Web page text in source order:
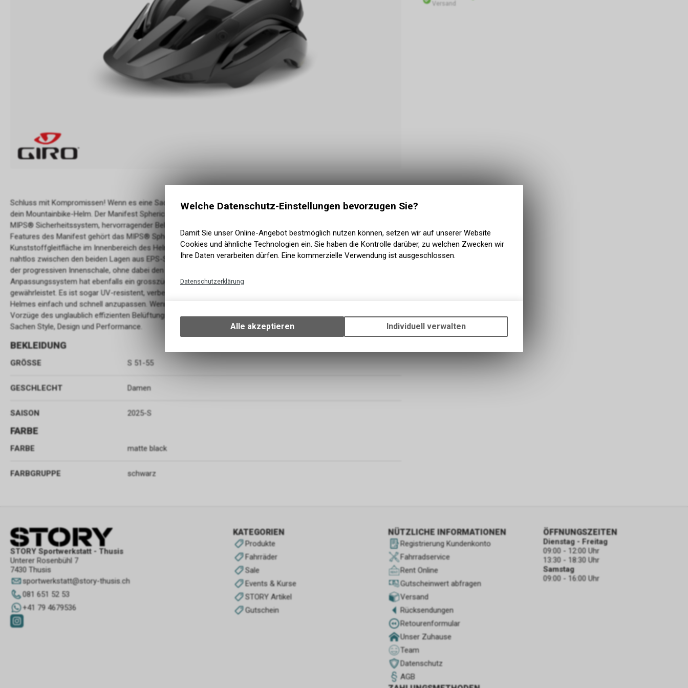
Versand
Schluss mit Kompromissen! Wenn es eine Sache gibt, bei der du nur auf das Beste vertrauen solltest, dann ist es
dein Mountainbike-Helm. Der Manifest Spherical ist der hochwertigste Trail-Helm auf dem Markt, ausgestattet mit
MIPS® Sicherheitssystem, hervorragender Belüftung und allerhöchstem Tragekomfort. Zu den aussergewöhnlichen
Features des Manifest gehört das MIPS® Spherical Sicherheitssystsem, das die herkömmliche
Kunststoffgleitfläche im Innenbereich des Helms eliminiert. Beim MIPS® Spherical Design ist diese Gleitfläche
nahtlos zwischen den beiden Lagen aus EPS-Schaum integriert und bietet dir die Vorzüge des MIPS®- Systems und
der progressiven Innenschale, ohne dabei den Komfort oder die Belüftung einzuschränken. Das Roc Loc® Trail Air-
Anpassungssystem hat ebenfalls ein grosszügiges Upgrade erhalten, welches einen festen Sitz in ruppigem Gelände
gewährleistet. Es ist sogar UV-resistent, verbessert gleichzeitig die Belüftung und ermöglicht es dir den Sitz deines
Helmes einfach und schnell anzupassen. Wenn du deine Grenzen auf den Pedalen ausreizt, wirst du schnell die
Vorzüge des unglaublich effizienten Belüftungssystems spüren. Der Manifest setzt wahrlich neue Massstäbe in
Sachen Style, Design und Performance.
BEKLEIDUNG
GRÖSSE S 51-55
GESCHLECHT Damen
SAISON 2025-S
FARBE
FARBE matte black
FARBGRUPPE schwarz
STORY Sportwerkstatt - Thusis
Unterer Rosenbühl 7
7430 Thusis
sportwerkstatt@story-thusis.ch
081 651 52 53
+41 79 4679536
KATEGORIEN
Produkte
Fahrräder
Sale
Events & Kurse
STORY Artikel
Gutschein
NÜTZLICHE INFORMATIONEN
Registrierung Kundenkonto
Fahrradservice
Rent Online
Gutscheinwert abfragen
Versand
Rücksendungen
Retourenformular
Unser Zuhause
Team
Datenschutz
AGB
ÖFFNUNGSZEITEN
Dienstag - Freitag
09:00 - 12:00 Uhr
13:30 - 18:30 Uhr
Samstag
09:00 - 16:00 Uhr
Welche Datenschutz-Einstellungen bevorzugen Sie?
Damit Sie unser Online-Angebot bestmöglich nutzen können, setzen wir auf unserer Website
Cookies und ähnliche Technologien ein. Sie haben die Kontrolle darüber, zu welchen Zwecken wir
Ihre Daten verarbeiten dürfen. Eine kommerzielle Verwendung ist ausgeschlossen.
Datenschutzerklärung
Ihrem Gerät, um die grundlegenden Funktionen unseres Online-Angebots, wie die
Verwendung des Warenkorbs, zu ermöglichen. Bitte beachten Sie, dass die
zulassen.
Alle akzeptieren Individuell verwalten